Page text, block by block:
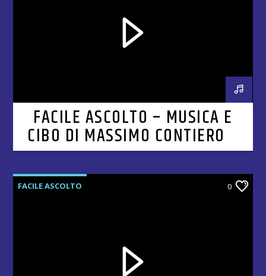
FACILE ASCOLTO – MUSICA E
CIBO DI MASSIMO CONTIERO –
CAPITOLO 7
FACILE ASCOLTO 0